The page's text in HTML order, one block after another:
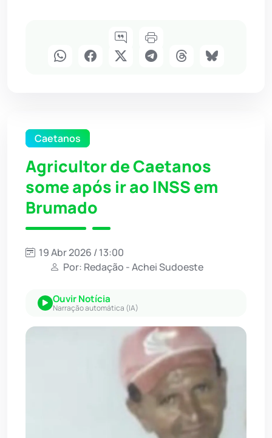
Caetanos
Agricultor de Caetanos
some após ir ao INSS em
Brumado
19 Abr 2026 / 13:00
Por: Redação - Achei Sudoeste
Ouvir Notícia
Narração automática (IA)